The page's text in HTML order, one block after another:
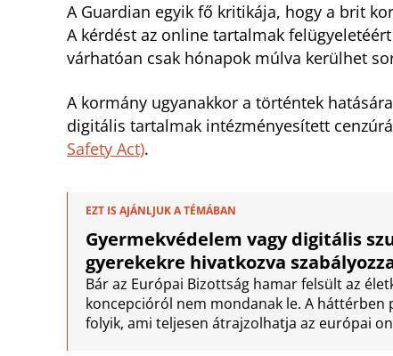
A Guardian egyik fő kritikája, hogy a brit
A kérdést az online tartalmak
várhatóan csak hónapok múlva kerülhet
A kormány ugyanakkor a történtek
digitális tartalmak intézményesített
Safety Act).
EZT IS AJÁNLJUK A TÉMÁBAN
Gyermekvédelem vagy digitális
gyerekekre hivatkozva
Bár az Európai Bizottság hamar felsült az
koncepcióról nem mondanak le. A háttérben
folyik, ami teljesen átrajzolhatja az európai